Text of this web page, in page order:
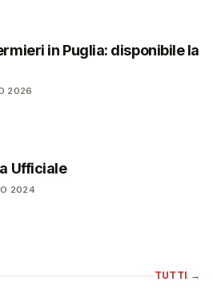
in Puglia: disponibile la
2026
Ufficiale
2024
TUTTI →